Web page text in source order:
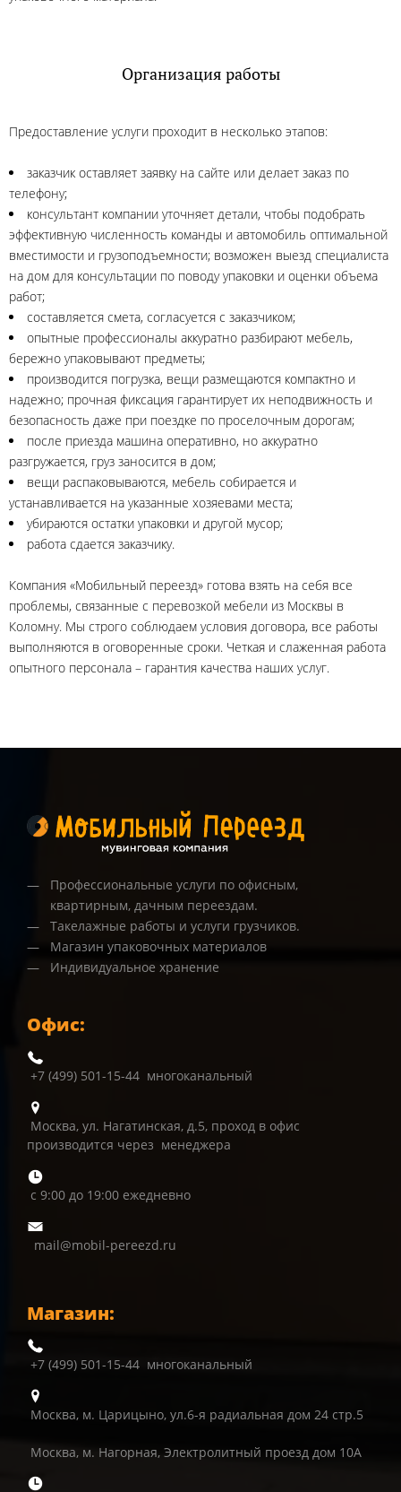
Организация работы
Предоставление услуги проходит в несколько этапов:
заказчик оставляет заявку на сайте или делает заказ по
телефону;
консультант компании уточняет детали, чтобы подобрать
эффективную численность команды и автомобиль оптимальной
вместимости и грузоподъемности; возможен выезд специалиста
на дом для консультации по поводу упаковки и оценки объема
работ;
составляется смета, согласуется с заказчиком;
опытные профессионалы аккуратно разбирают мебель,
бережно упаковывают предметы;
производится погрузка, вещи размещаются компактно и
надежно; прочная фиксация гарантирует их неподвижность и
безопасность даже при поездке по проселочным дорогам;
после приезда машина оперативно, но аккуратно
разгружается, груз заносится в дом;
вещи распаковываются, мебель собирается и
устанавливается на указанные хозяевами места;
убираются остатки упаковки и другой мусор;
работа сдается заказчику.
Компания «Мобильный переезд» готова взять на себя все
проблемы, связанные с перевозкой мебели из Москвы в
Коломну. Мы строго соблюдаем условия договора, все работы
выполняются в оговоренные сроки. Четкая и слаженная работа
опытного персонала – гарантия качества наших услуг.
Профессиональные услуги по офисным,
квартирным, дачным переездам.
Такелажные работы и услуги грузчиков.
Магазин упаковочных материалов
Индивидуальное хранение
Офис:
+7 (499) 501-15-44 многоканальный
Москва, ул. Нагатинская, д.5, проход в офис
производится через менеджера
с 9:00 до 19:00 ежедневно
mail@mobil-pereezd.ru
Магазин:
+7 (499) 501-15-44 многоканальный
Москва, м. Царицыно, ул.6-я радиальная дом 24 стр.5
Москва, м. Нагорная, Электролитный проезд дом 10А